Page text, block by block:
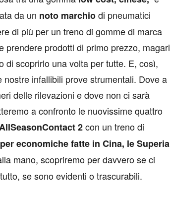
da un noto marchiodi pneumatici
di più per un treno di gomme di marca
prendere prodotti di primo prezzo, magari
di scoprirlo una volta per tutte. E, così,
infallibili prove strumentali. Dove a
delle rilevazioni e dove non ci sarà
a confronto le nuovissime quattro
2con un treno di
economiche fatte in Cina, le Superia
mano, scopriremo per davvero se ci
se sono evidenti o trascurabili.